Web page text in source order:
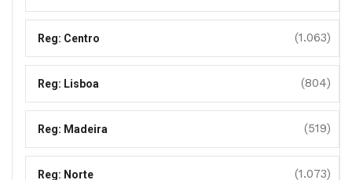
Reg: Centro (1.063)
Reg: Lisboa (804)
Reg: Madeira (519)
Reg: Norte (1.073)